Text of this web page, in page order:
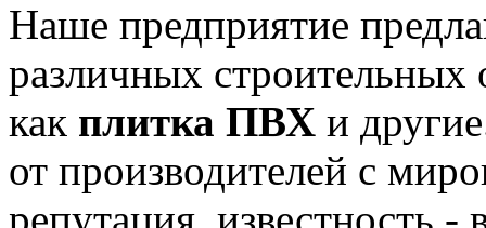
Наше предприятие
различных строительных
как плитка ПВХ и
от производителей с